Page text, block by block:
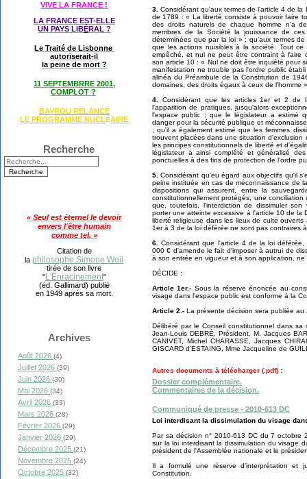
VIVE LA FRANCE !
LA FRANCE EST-ELLE
UN PAYS LIBÉRAL ?
Le Traité de Lisbonne
autoriserait-il
la peine de mort ?
11 SEPTEMBRRE 2001,
COMPLOT ?
BAYROU RELANCE
LE PROGRAMME NUCLÉAIRE
Recherche
« Seul est éternel le devoir
envers l'être humain
comme tel. »
Citation de
laphilosophe Simone Weil
tirée de son livre
"L'Enracinement"
(éd. Gallimard) publié
en 1949 après sa mort.
Archives
Août 2026 (4)
Juillet 2026 (39)
Juin 2026 (30)
Mai 2026 (34)
Avril 2026 (33)
Mars 2026 (28)
Février 2026 (29)
Janvier 2026 (29)
Décembre 2025 (21)
Novembre 2025 (24)
Octobre 2025 (32)
3. Considérant qu'aux termes de l'article 4 de
de 1789 : « La liberté consiste à pouvoir faire
des droits naturels de chaque homme n'a
membres de la Société la jouissance de
déterminées que par la loi » ; qu'aux termes
que les actions nuisibles à la société. Tout
empêché, et nul ne peut être contraint à faire
son article 10 : « Nul ne doit être inquiété pour
manifestation ne trouble pas l'ordre public
alinéa du Préambule de la Constitution de
domaines, des droits égaux à ceux de l'homme
4.
Considérant que les articles 1er et 2
l'apparition de pratiques, jusqu'alors
l'espace public ; que le législateur a estimé
danger pour la sécurité publique et
; qu'il a également estimé que les femmes
trouvent placées dans une situation d'exclusion
les principes constitutionnels de liberté et
législateur a ainsi complété et généralisé
ponctuelles à des fins de protection de l'ordre
5. Considérant qu'eu égard aux objectifs qu'il
peine instituée en cas de méconnaissance de
dispositions qui assurent, entre la
constitutionnellement protégés, une
que, toutefois, l'interdiction de dissimuler
porter une atteinte excessive à l'article 10 de la
liberté religieuse dans les lieux de culte
1er à 3 de la loi déférée ne sont pas contraires
6.
Considérant que l'article 4 de la loi
000 € d'amende le fait d'imposer à autrui de
à son entrée en vigueur et à son application,
DÉCIDE :
Article 1er.- Sous la réserve énoncée au
visage dans l'espace public est conforme à la
Article 2.- La présente décision sera publiée
Délibéré par le Conseil constitutionnel dans
Jean-Louis DEBRÉ, Président, M. Jacques
CANIVET, Michel CHARASSE, Jacques
GISCARD d'ESTAING, Mme Jacqueline de
Autres documents à télécharger (.pdf) :
Dossier complémentaire.
Commentaires de la décision.
Communiqué de presse - 2010-613 DC
Loi interdisant la dissimulation du visage
Par sa décision n° 2010-613 DC du 7 octobre
sur la loi interdisant la dissimulation du visage
président de l'Assemblée nationale et le
Il a formulé une réserve d'interprétation et
Constitution.